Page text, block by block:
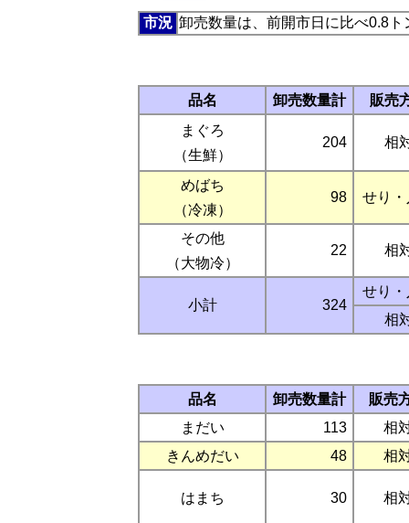
市況 卸売数量は、前開市日に比べ0.8
品名 卸売数量計
販売
まぐろ
（生鮮）
204 相
めばち
（冷凍）
98 せり・
その他
（大物冷）
22 相
小計 324
せり・
相
品名 卸売数量計
販売
まだい
113
相
きんめだい
48 相
はまち 30 相